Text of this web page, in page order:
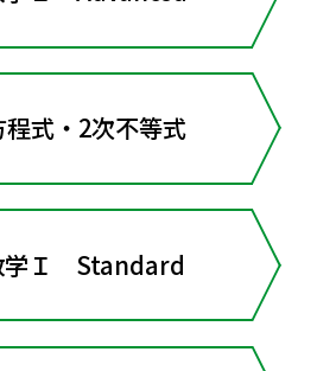
式・2次不等式
学Ｉ Standard